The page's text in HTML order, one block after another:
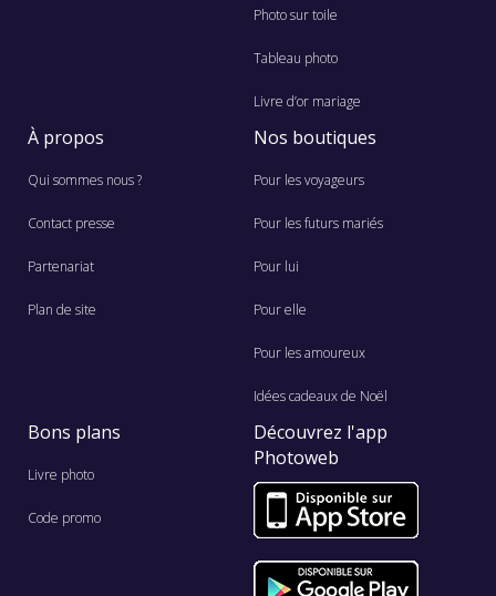
Photo sur toile
Tableau photo
Livre d’or mariage
À propos
Qui sommes nous ?
Contact presse
Partenariat
Plan de site
Nos boutiques
Pour les voyageurs
Pour les futurs mariés
Pour lui
Pour elle
Pour les amoureux
Idées cadeaux de Noël
Bons plans
Livre photo
Code promo
Découvrez l'app
Photoweb